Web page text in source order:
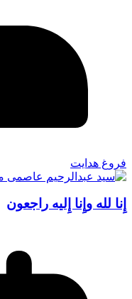
فروغ هدایت
إِنا لله وإِنا إِلیه راجعون